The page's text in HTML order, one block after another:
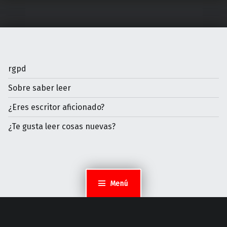
Menú
rgpd
Sobre saber leer
¿Eres escritor aficionado?
¿Te gusta leer cosas nuevas?